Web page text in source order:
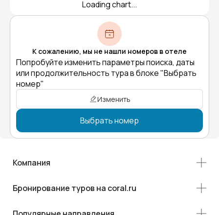
Loading chart...
К сожалению, мы не нашли номеров в отеле
Попробуйте изменить параметры поиска, даты
или продолжительность тура в блоке "Выбрать
номер"
Изменить
Выбрать номер
Компания
Бронирование туров на coral.ru